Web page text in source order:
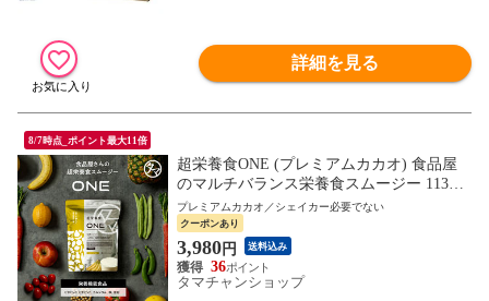
詳細を見る
8/7時点_ポイント最大11倍
超栄養食ONE (プレミアムカカオ) 食品屋
のマルチバランス栄養食スムージー 113種
の野菜・果物・穀物・海藻由来植物発酵エ
キス 4種のプロテイン 11種のビタミン 10
種のミネラル 22種の乳酸菌 ビフィズス菌
食物繊維 【送料無料】
プレミアムカカオ／シェイカー必要でない
クーポンあり
3,980円 送料込み
36
タマチャンショップ